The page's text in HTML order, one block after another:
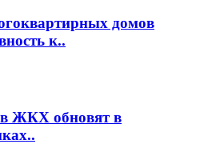
домов
к..
ЖКХ обновят в